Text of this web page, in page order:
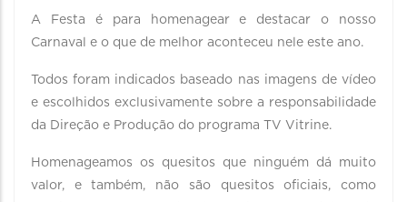
A Festa é para homenagear e destacar o nosso
Carnaval e o que de melhor aconteceu nele este ano.
Todos foram indicados baseado nas imagens de vídeo
e escolhidos exclusivamente sobre a responsabilidade
da Direção e Produção do programa TV Vitrine.
Homenageamos os quesitos que ninguém dá muito
valor, e também, não são quesitos oficiais, como